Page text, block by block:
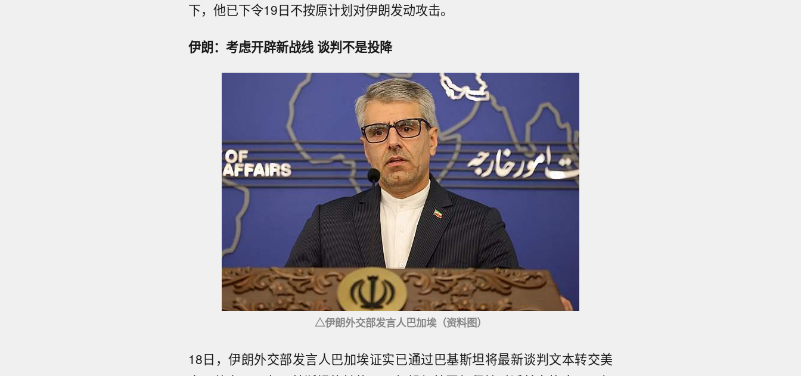
下，他已下令19日不按原计划对伊朗发动攻击。
伊朗：考虑开辟新战线 谈判不是投降
△伊朗外交部发言人巴加埃（资料图）
18日，伊朗外交部发言人巴加埃证实已通过巴基斯坦将最新谈判文本转交美